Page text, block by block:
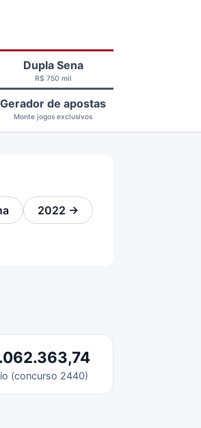
Dupla Sena
R$ 750 mil
Gerador de apostas
Monte jogos exclusivos
2022 →
(concurso 2440)